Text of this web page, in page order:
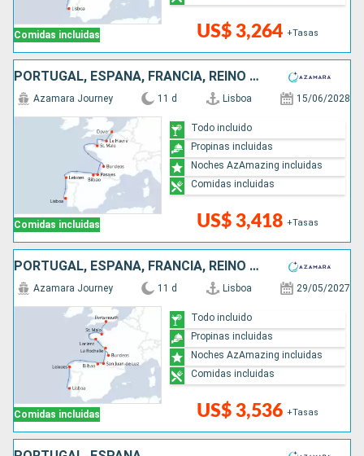
Comidas incluidas US$ 3,264 +Tasas
PORTUGAL, ESPAÑA, FRANCIA, REINO UNIDO
Comidas incluidas
Azamara Journey 11 d Lisboa 15/06/2028
US$ 3,418 +Tasas
Todo incluido
Propinas incluidas
Noches AzAmazing incluidas
Comidas incluidas
PORTUGAL, ESPAÑA, FRANCIA, REINO UNIDO
Comidas incluidas
Azamara Journey 11 d Lisboa 29/05/2027
US$ 3,536 +Tasas
Todo incluido
Propinas incluidas
Noches AzAmazing incluidas
Comidas incluidas